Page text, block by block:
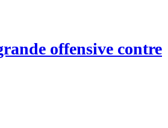
offensive contre